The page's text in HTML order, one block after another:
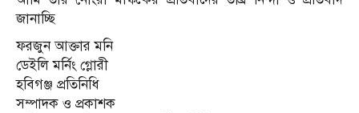
জানাচ্ছি
ফরজুন আক্তার মনি
ডেইলি মর্নিং গ্লোরী
হবিগঞ্জ প্রতিনিধি
সম্পাদক ও প্রকাশক